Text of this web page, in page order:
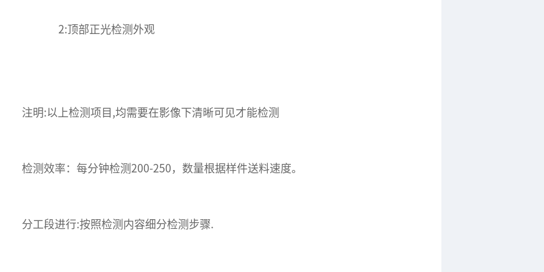
2:顶部正光检测外观
注明:以上检测项目,均需要在影像下清晰可见才能检测
检测效率：每分钟检测200-250，数量根据样件送料速度。
分工段进行:按照检测内容细分检测步骤.